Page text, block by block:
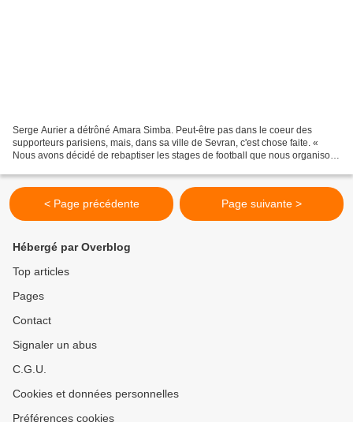
Serge Aurier a détrôné Amara Simba. Peut-être pas dans le coeur des
supporteurs parisiens, mais, dans sa ville de Sevran, c'est chose faite. «
Nous avons décidé de rebaptiser les stages de football que nous organisons
< Page précédente Page suivante >
Hébergé par Overblog
Top articles
Pages
Contact
Signaler un abus
C.G.U.
Cookies et données personnelles
Préférences cookies